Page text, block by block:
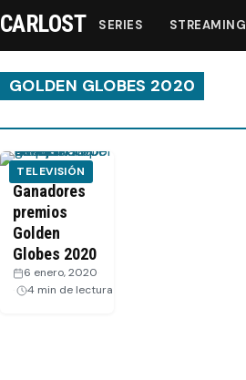
Streaming
Recomendaciones
Videos
CARLOST SERIES STREAMING
GOLDEN GLOBES 2020
TELEVISIÓN
Ganadores
premios
Golden
Globes 2020
6 enero, 2020
4 min de lectura